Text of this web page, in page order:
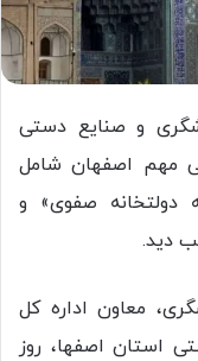
و صنایع دستی
مهم اصفهان شامل
دولتخانه صفوی» و
دید.
معاون اداره کل
استان اصفها، روز